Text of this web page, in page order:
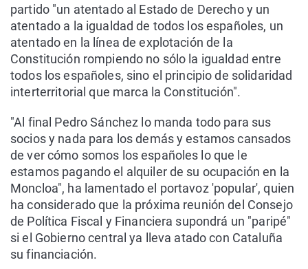
partido "un atentado al Estado de Derecho y un
atentado a la igualdad de todos los españoles, un
atentado en la línea de explotación de la
Constitución rompiendo no sólo la igualdad entre
todos los españoles, sino el principio de solidaridad
interterritorial que marca la Constitución".
"Al final Pedro Sánchez lo manda todo para sus
socios y nada para los demás y estamos cansados
de ver cómo somos los españoles lo que le
estamos pagando el alquiler de su ocupación en la
Moncloa", ha lamentado el portavoz 'popular', quien
ha considerado que la próxima reunión del Consejo
de Política Fiscal y Financiera supondrá un "paripé"
si el Gobierno central ya lleva atado con Cataluña
su financiación.